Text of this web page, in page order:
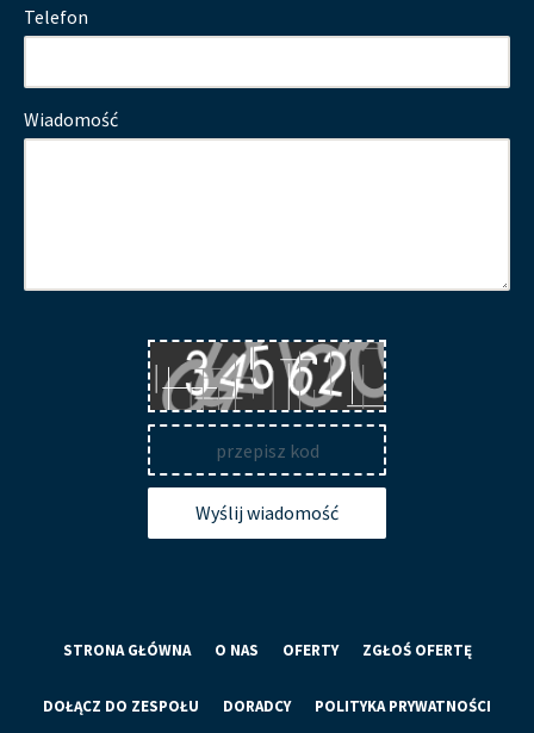
Telefon
Wiadomość
Wyślij wiadomość
STRONA GŁÓWNA O NAS OFERTY ZGŁOŚ OFERTĘ
DOŁĄCZ DO ZESPOŁU DORADCY POLITYKA PRYWATNOŚCI